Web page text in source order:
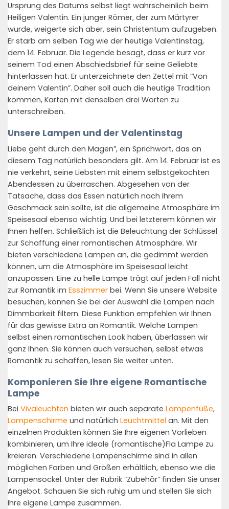
Ursprung des Datums selbst liegt wahrscheinlich beim
Heiligen Valentin. Ein junger Römer, der zum Märtyrer
wurde, weigerte sich aber, sein Christentum aufzugeben.
Er starb am selben Tag wie der heutige Valentinstag,
dem 14. Februar. Die Legende besagt, dass er kurz vor
seinem Tod einen Abschiedsbrief für seine Geliebte
hinterlassen hat. Er unterzeichnete den Zettel mit “Von
deinem Valentin”. Daher soll auch die heutige Tradition
kommen, Karten mit denselben drei Worten zu
unterschreiben.
Unsere Lampen und der Valentinstag
Liebe geht durch den Magen”, ein Sprichwort, das an
diesem Tag natürlich besonders gilt. Am 14. Februar ist es
nie verkehrt, seine Liebsten mit einem selbstgekochten
Abendessen zu überraschen. Abgesehen von der
Tatsache, dass das Essen natürlich nach Ihrem
Geschmack sein sollte, ist die allgemeine Atmosphäre im
Speisesaal ebenso wichtig. Und bei letzterem können wir
Ihnen helfen. Schließlich ist die Beleuchtung der Schlüssel
zur Schaffung einer romantischen Atmosphäre. Wir
bieten verschiedene Lampen an, die gedimmt werden
können, um die Atmosphäre im Speisesaal leicht
anzupassen. Eine zu helle Lampe trägt auf jeden Fall nicht
zur Romantik im Esszimmer bei. Wenn Sie unsere Website
besuchen, können Sie bei der Auswahl die Lampen nach
Dimmbarkeit filtern. Diese Funktion empfehlen wir Ihnen
für das gewisse Extra an Romantik. Welche Lampen
selbst einen romantischen Look haben, überlassen wir
ganz Ihnen. Sie können auch versuchen, selbst etwas
Romantik zu schaffen, lesen Sie weiter unten.
Komponieren Sie Ihre eigene Romantische
Lampe
Bei Vivaleuchten bieten wir auch separate Lampenfüße,
Lampenschirme und natürlich Leuchtmittel an. Mit den
einzelnen Produkten können Sie Ihre eigenen Vorlieben
kombinieren, um Ihre ideale (romantische)Fla Lampe zu
kreieren. Verschiedene Lampenschirme sind in allen
möglichen Farben und Größen erhältlich, ebenso wie die
Lampensockel. Unter der Rubrik ”Zubehör” finden Sie unser
Angebot. Schauen Sie sich ruhig um und stellen Sie sich
Ihre eigene Lampe zusammen.